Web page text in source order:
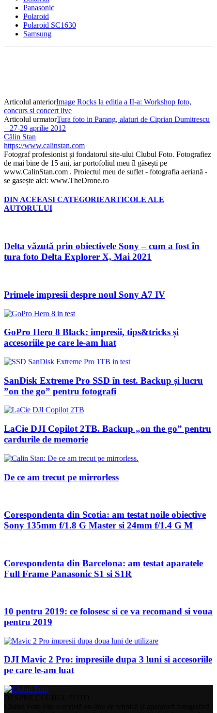
Panasonic
Polaroid
Polaroid SC1630
Samsung
Articolul anteriorImage Rocks la editia a II-a: Workshop foto,
concurs si concert live
Articolul urmatorTura foto in Parang, alaturi de Ciprian Dumitrescu
– 27-29 aprilie 2012
Călin Stan
https://www.calinstan.com
Fotograf profesionist și fondatorul site-ului Clubul Foto. Fotografiez
de mai bine de 15 ani, iar portofoliul meu îl găsești pe
www.CalinStan.com . Proiectul meu de suflet - fotografia aeriană -
se gasește aici: www.TheDrone.ro
DIN ACEEASI CATEGORIEARTICOLE ALE
AUTORULUI
Delta văzută prin obiectivele Sony – cum a fost în
tura foto Delta Explorer X, Mai 2021
Primele impresii despre noul Sony A7 IV
GoPro Hero 8 Black: impresii, tips&tricks și
accesoriile pe care le-am luat
SanDisk Extreme Pro SSD în test. Backup și lucru
”on the go” pentru fotografi
LaCie DJI Copilot 2TB. Backup „on the go” pentru
cardurile de memorie
De ce am trecut pe mirrorless
Corespondenta din Scotia: am testat noile obiective
Sony 135mm f/1.8 G Master si 24mm f/1.4 G M
Corespondenta din Barcelona: am testat aparatele
Full Frame Panasonic S1 si S1R
10 pentru 2019: ce folosesc si ce va recomand si voua
pentru 2019
DJI Mavic 2 Pro: impresiile dupa 3 luni si accesoriile
pe care le-am luat